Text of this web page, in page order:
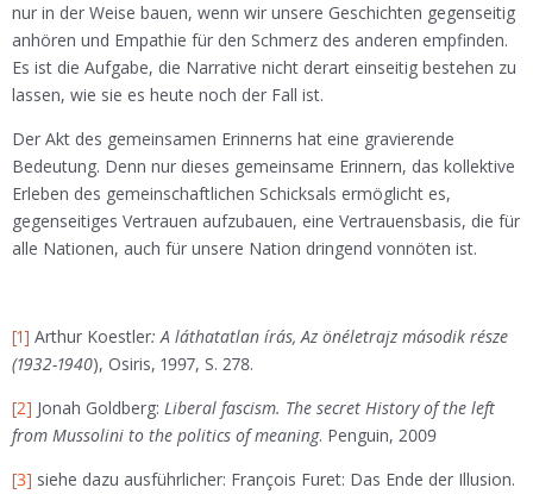
nur in der Weise bauen, wenn wir unsere Geschichten gegenseitig
anhören und Empathie für den Schmerz des anderen empfinden.
Es ist die Aufgabe, die Narrative nicht derart einseitig bestehen zu
lassen, wie sie es heute noch der Fall ist.
Der Akt des gemeinsamen Erinnerns hat eine gravierende
Bedeutung. Denn nur dieses gemeinsame Erinnern, das kollektive
Erleben des gemeinschaftlichen Schicksals ermöglicht es,
gegenseitiges Vertrauen aufzubauen, eine Vertrauensbasis, die für
alle Nationen, auch für unsere Nation dringend vonnöten ist.
[1] Arthur Koestler: A láthatatlan írás, Az önéletrajz második része
(1932-1940), Osiris, 1997, S. 278.
[2] Jonah Goldberg: Liberal fascism. The secret History of the left
from Mussolini to the politics of meaning. Penguin, 2009
[3] siehe dazu ausführlicher: François Furet: Das Ende der Illusion.